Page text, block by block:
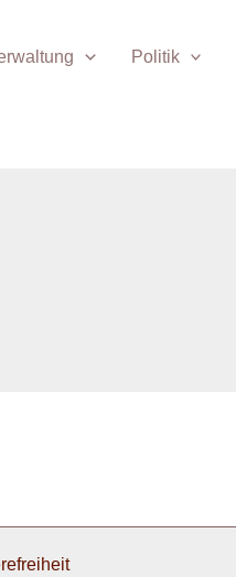
Politik